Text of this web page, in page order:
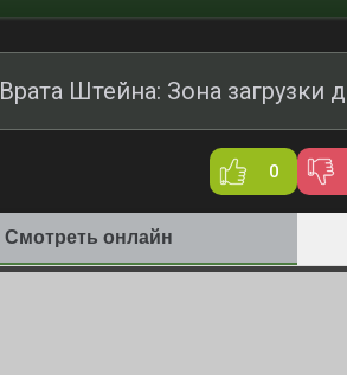
Врата Штейна: Зона
0
Смотреть онлайн